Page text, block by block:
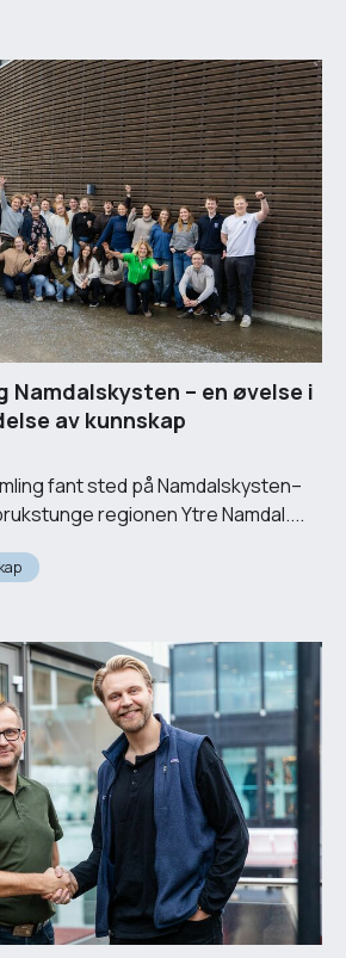
Namdalskysten – en øvelse i
av kunnskap
fant sted på Namdalskysten–
regionen Ytre Namdal....